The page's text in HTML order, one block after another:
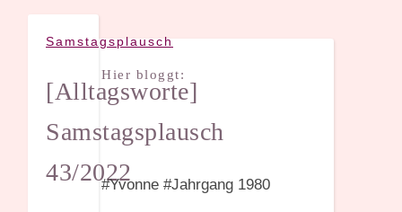
Samstagsplausch
[Alltagsworte]
Samstagsplausch
43/2022
Hier bloggt:
#Yvonne #Jahrgang 1980